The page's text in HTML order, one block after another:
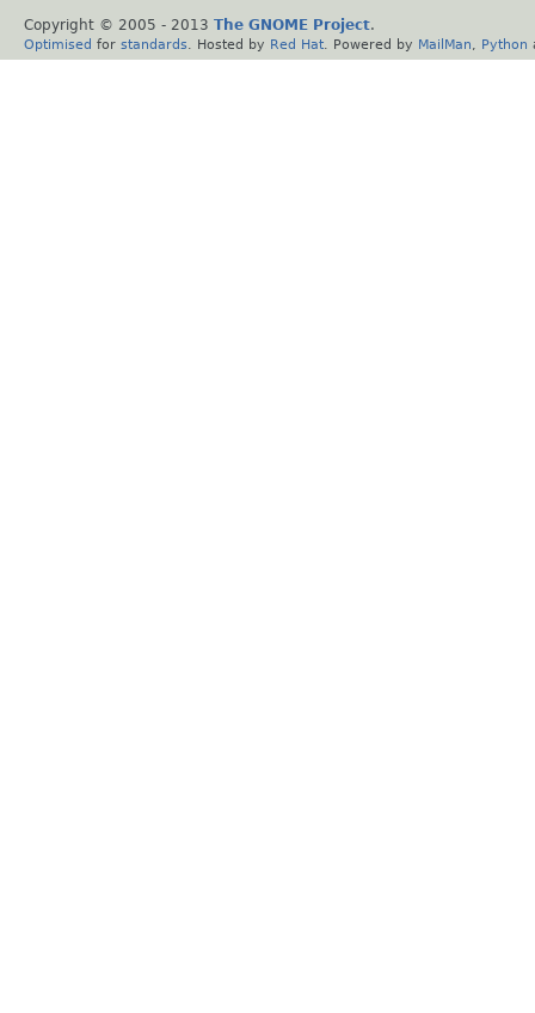
Copyright © 2005 - 2013 The GNOME Project.
Optimised for standards . Hosted by Red Hat . Powered by MailMan Python